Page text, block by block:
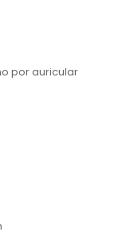
por auricular